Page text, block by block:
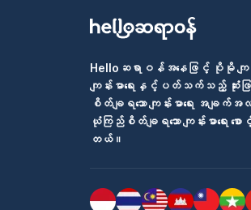
Helloဆရာဝန်အနေဖြင့် ပိုမို ကျန်
ကျန်းမာရေးနှင့်ပတ်သက်သည့် ဆုံးဖ
စိတ်ချရသော ကျန်းမာရေး အချက်အ
ယုံကြည်စိတ်ချရသော ကျန်းမာရေး စေ
တယ်။